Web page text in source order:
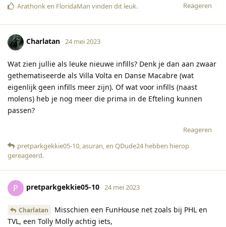
Reageren
Arathonken FloridaMan vinden dit leuk.
Charlatan 24 mei 2023
Wat zien jullie als leuke nieuwe infills? Denk je dan aan zwaar
gethematiseerde als Villa Volta en Danse Macabre (wat
eigenlijk geen infills meer zijn). Of wat voor infills (naast
molens) heb je nog meer die prima in de Efteling kunnen
passen?
Reageren
pretparkgekkie05-10 asuran , en QDude24hebben hierop
gereageerd.
P pretparkgekkie05-10 24 mei 2023
Charlatan
Misschien een FunHouse net zoals bij PHL en
TVL, een Tolly Molly achtig iets,